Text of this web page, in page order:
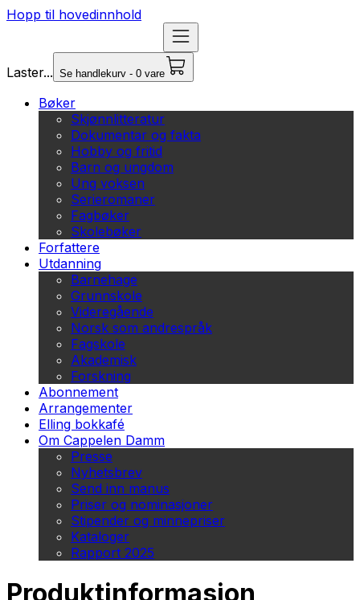
Hopp til hovedinnhold
Laster... Se handlekurv - 0 vare
Bøker
Skjønnlitteratur
Dokumentar og fakta
Hobby og fritid
Barn og ungdom
Ung voksen
Serieromaner
Fagbøker
Skolebøker
Forfattere
Utdanning
Barnehage
Grunnskole
Videregående
Norsk som andrespråk
Fagskole
Akademisk
Forskning
Abonnement
Arrangementer
Elling bokkafé
Om Cappelen Damm
Presse
Nyhetsbrev
Send inn manus
Priser og nominasjoner
Stipender og minnepriser
Kataloger
Rapport 2025
Produktinformasjon